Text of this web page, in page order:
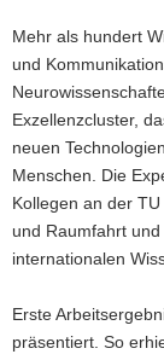
Mensch-
Roboter-
für
die
Gesellschaft
erfahrbar
zu
machen.
Die
Fingerbewegungen
Roboterarms
lassen
sich
Mehr als hundert
und
Exzellenzcluster,
neuen
Menschen. Die
Kollegen an der
und Raumfahrt
internationalen
Erste
präsentiert. So